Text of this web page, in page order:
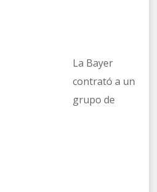
La Bayer
contrató a un
grupo de